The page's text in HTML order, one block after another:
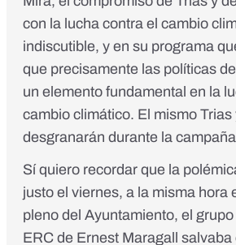
con la lucha contra el cambio
indiscutible, y en su programa
que precisamente las políticas
un elemento fundamental en la
cambio climático. El mismo Trias
desgranarán durante la
Sí quiero recordar que la
justo el viernes, a la misma hora
pleno del Ayuntamiento, el
ERC de Ernest Maragall salvaba